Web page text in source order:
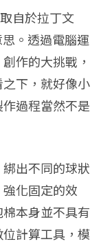
自於拉丁文
。透過電腦運
作的大挑戰，
下，就好像小
過程當然不是
出不同的球狀
化固定的效
本身並不具有
計算工具，模